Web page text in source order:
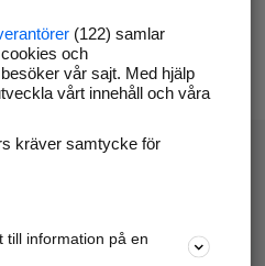
(122) samlar
och
vår sajt. Med hjälp
vårt innehåll och våra
kräver samtycke för
till information på en